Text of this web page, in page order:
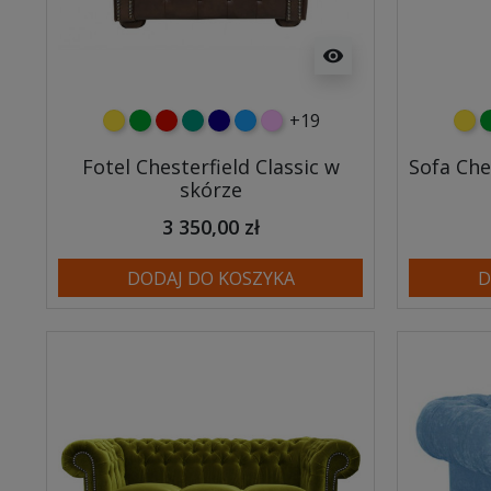
visibility
żółtyzielonyczerwony
turkusowy
granatowy
niebieski
różowy
+19
Fotel Chesterfield Classic w
skórze
3 350,00 zł
DODAJ DO KOSZYKA
żółty
Sofa